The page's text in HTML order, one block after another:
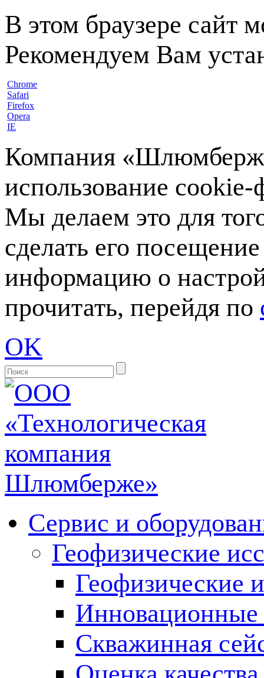
В этом браузере сайт
Рекомендуем Вам
Chrome
Safari
Firefox
Opera
IE
Компания
использование
Мы делаем это для
сделать его
информацию о
прочитать, перейдя по
OK
Сервис и
Геофизические
Геофизические
Инновационные
Скважинная